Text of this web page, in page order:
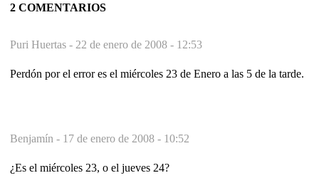
2 COMENTARIOS
Puri Huertas - 22 de enero de 2008 - 12:53
Perdón por el error es el miércoles 23 de Enero a las 5 de la tarde.
Benjamín - 17 de enero de 2008 - 10:52
¿Es el miércoles 23, o el jueves 24?